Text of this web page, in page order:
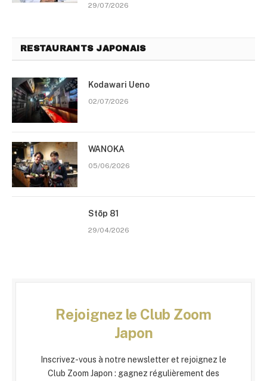
29/07/2026
RESTAURANTS JAPONAIS
Kodawari Ueno
02/07/2026
WANOKA
05/06/2026
Stōp 81
29/04/2026
Rejoignez le Club Zoom
Japon
Inscrivez-vous à notre newsletter et rejoignez le
Club Zoom Japon : gagnez régulièrement des